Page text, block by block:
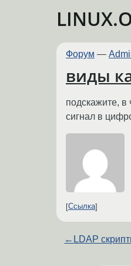
Форум —
виды
подскажите,
сигнал в
Ссылка
← LDAP